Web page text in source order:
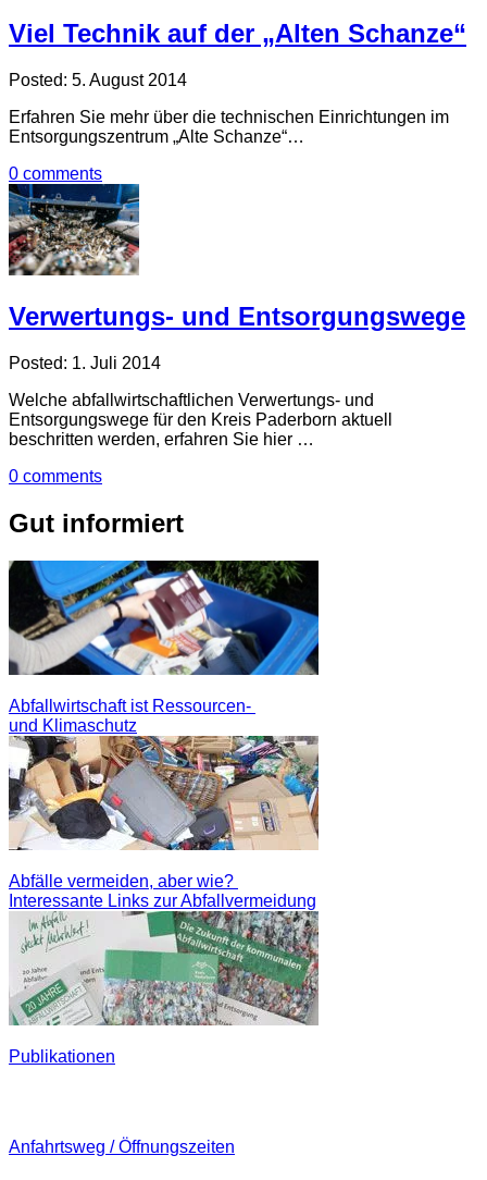
Viel Technik auf der „Alten Schanze“
Posted: 5. August 2014
Erfahren Sie mehr über die technischen Einrichtungen im
Entsorgungszentrum „Alte Schanze“…
0 comments
Verwertungs- und Entsorgungswege
Posted: 1. Juli 2014
Welche abfallwirtschaftlichen Verwertungs- und
Entsorgungswege für den Kreis Paderborn aktuell
beschritten werden, erfahren Sie hier …
0 comments
Gut informiert
Abfallwirtschaft ist Ressourcen-
und Klimaschutz
Abfälle vermeiden, aber wie?
Interessante Links zur Abfallvermeidung
Publikationen
Anfahrtsweg / Öffnungszeiten